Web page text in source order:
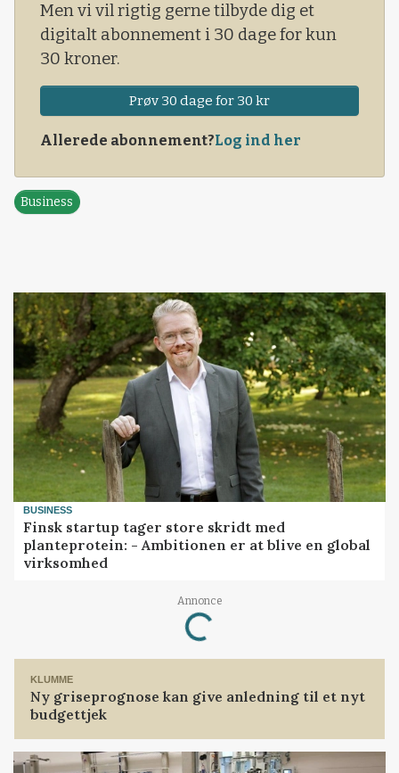
Men vi vil rigtig gerne tilbyde dig et
digitalt abonnement i 30 dage for kun
30 kroner.
Prøv 30 dage for 30 kr
Allerede abonnement?Log ind her
Business
BUSINESS
Finsk startup tager store skridt med
planteprotein: - Ambitionen er at blive en global
virksomhed
Annonce
Loading...
KLUMME
Ny griseprognose kan give anledning til et nyt
budgettjek